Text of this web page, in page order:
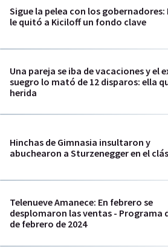
Sigue la pelea con los gobernadores:
le quitó a Kiciloff un fondo clave
Una pareja se iba de vacaciones y el
suegro lo mató de 12 disparos: ella
herida
Hinchas de Gimnasia insultaron y
abuchearon a Sturzenegger en el
Telenueve Amanece: En febrero se
desplomaron las ventas - Programa
de febrero de 2024